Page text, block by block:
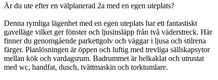
Är du ute efter en välplanerad 2a med en egen uteplats?
Denna rymliga lägenhet med en egen uteplats har ett fantastiskt
gavelläge vilket ger fönster och ljusinsläpp från två väderstreck. Här
finner du genomgående parkettgolv och väggar i ljusa och stilrena
färger. Planlösningen är öppen och luftig med trevliga sällskapsytor
mellan kök och vardagsrum. Badrummet är helkaklat och utrustat
med wc, handfat, dusch, tvättmaskin och torktumlare.